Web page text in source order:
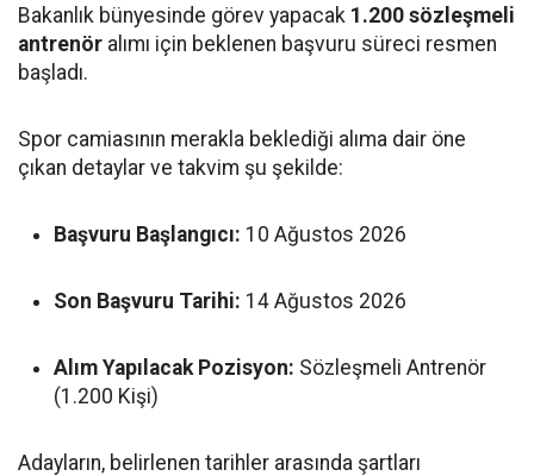
Bakanlık bünyesinde görev yapacak 1.200 sözleşmeli
antrenör alımı için beklenen başvuru süreci resmen
başladı.
Spor camiasının merakla beklediği alıma dair öne
çıkan detaylar ve takvim şu şekilde:
Başvuru Başlangıcı: 10 Ağustos 2026
Son Başvuru Tarihi: 14 Ağustos 2026
Alım Yapılacak Pozisyon: Sözleşmeli Antrenör
(1.200 Kişi)
Adayların, belirlenen tarihler arasında şartları